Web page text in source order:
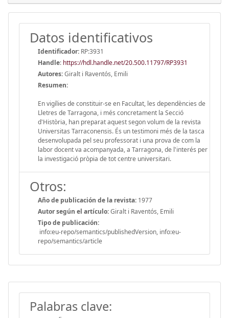
Datos identificativos
Identificador: RP:3931
Handle: https://hdl.handle.net/20.500.11797/RP3931
Autores:Giralt i Raventós, Emili
Resumen:
En vigílies de constituir-se en Facultat, les dependències de
Lletres de Tarragona, i més concretament la Secció
d'Història, han preparat aquest segon volum de la revista
Universitas Tarraconensis. És un testimoni més de la tasca
desenvolupada pel seu professorat i una prova de com la
labor docent va acompanyada, a Tarragona, de l'interés per
la investigació pròpia de tot centre universitari.
Otros:
Año de publicación de la revista: 1977
Autor según el artículo:Giralt i Raventós, Emili
Tipo de publicación:
info:eu-repo/semantics/publishedVersion, info:eu-
repo/semantics/article
Palabras clave: